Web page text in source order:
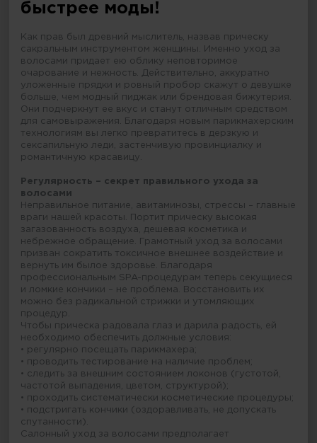
быстрее моды!
Как прав был древний мыслитель, назвав прическу
сакральным инструментом женщины. Именно уход за
волосами придает ею облику неповторимое
очарование и нежность. Действительно, аккуратно
уложенные прядки и ровный пробор скажут о девушке
больше, чем модный пиджак или брендовая бижутерия.
Они подчеркнут ее вкус и станут отличным средством
для самовыражения. Благодаря новым парикмахерским
технологиям вы легко превратитесь в дерзкую и
сексапильную леди, застенчивую провинциалку и
романтичную красавицу.
Регулярность – секрет правильного ухода за
волосами
Неправильное питание, авитаминозы, стрессы – главные
враги нашей красоты. Портит прическу высокая
загазованность воздуха, дешевая косметика и
небрежное обращение. Грамотный уход за волосами
призван сократить токсичное внешнее воздействие и
вернуть им былое здоровье. Благодаря
профессиональным SPA-процедурам теперь секущиеся
и ломкие кончики – не проблема. Восстановить их
можно без радикальной стрижки и утомляющих
процедур.
Чтобы прическа радовала глаз и дарила радость, ей
необходимо обеспечить должные условия:
• регулярно посещать парикмахера;
• проводить тестирование на наличие проблем;
• следить за внешним состоянием локонов (густотой,
частотой выпадения, цветом, структурой);
• проходить систематически косметические процедуры;
• подстригать кончики (оздоравливать, не допускать
спутанности).
Салонный уход за волосами предполагает